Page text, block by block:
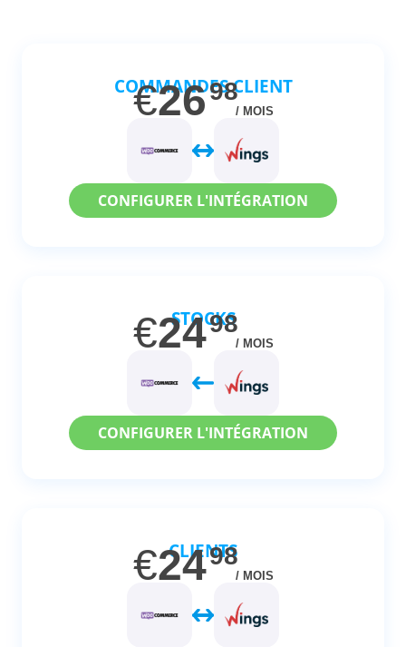
COMMANDES CLIENT
€2698
/ MOIS
CONFIGURER L'INTÉGRATION
STOCKS
€2498
/ MOIS
CONFIGURER L'INTÉGRATION
CLIENTS
€2498
/ MOIS